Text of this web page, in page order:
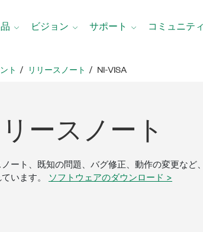
ビジョン サポート コミュニティ
ト リリースノート NI-VISA
ース ノート
ート、既知の問題、バグ修正、動作の変更など
います。
ソフトウェアのダウンロード >